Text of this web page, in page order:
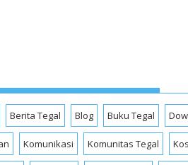
Berita Tegal Blog Buku Tegal
Komunikasi Komunitas Tegal